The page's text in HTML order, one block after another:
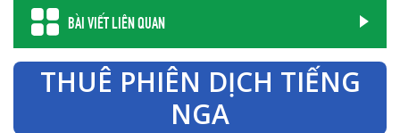
BÀI VIẾT LIÊN QUAN
THUÊ PHIÊN DỊCH TIẾNG
NGA